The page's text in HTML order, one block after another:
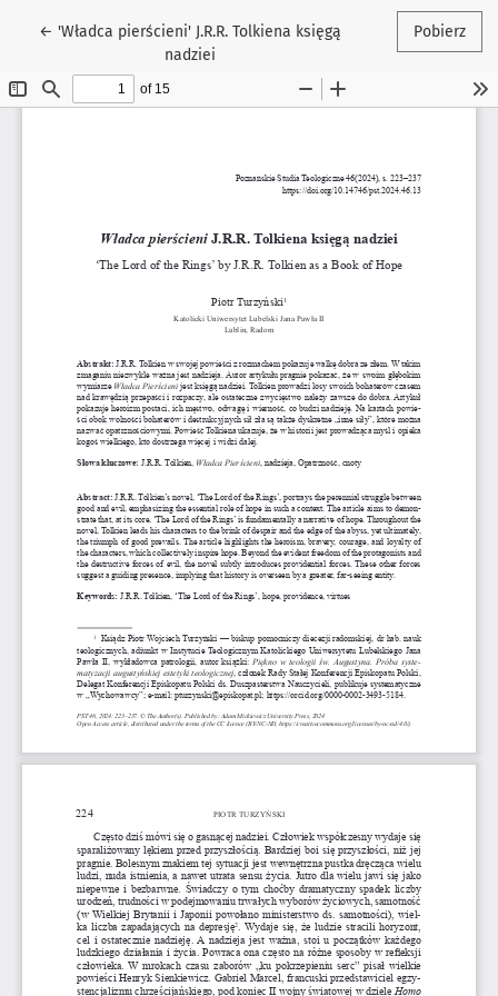
←Wróć do szczegółów artykułu
'Władca pierścieni' J.R.R. Tolkiena księgą
nadziei
Pobierz